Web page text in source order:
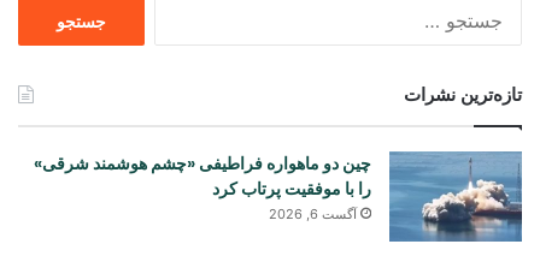
تازه‌ترین نشرات
چین دو ماهواره فراطیفی «چشم هوشمند شرقی»
را با موفقیت پرتاب کرد
آگست 6, 2026